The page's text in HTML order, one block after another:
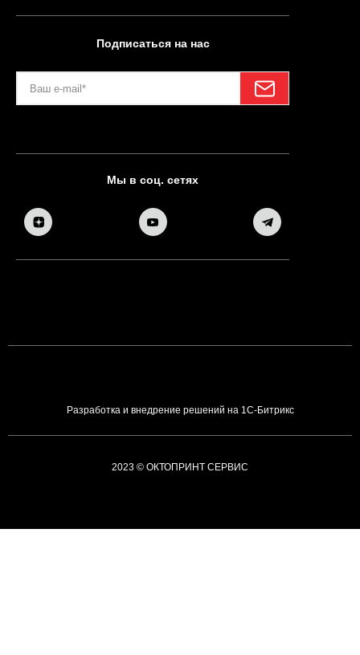
Подписаться на нас
Мы в соц. сетях
Разработка и внедрение решений на 1С-Битрикс
2023 © ОКТОПРИНТ СЕРВИС